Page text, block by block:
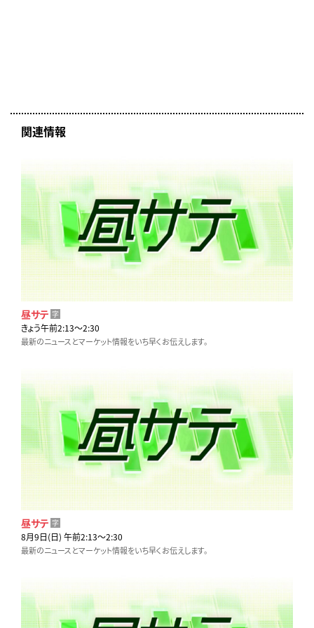
関連情報
昼サテ 字
きょう午前2:13〜2:30
最新のニュースとマーケット情報をいち早くお伝えします。
昼サテ 字
8月9日(日) 午前2:13〜2:30
最新のニュースとマーケット情報をいち早くお伝えします。